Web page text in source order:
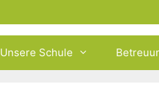
Unsere Schule